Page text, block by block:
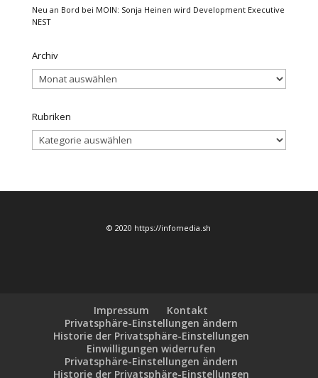
Neu an Bord bei MOIN: Sonja Heinen wird Development Executive
NEST
Archiv
Archiv
Rubriken
Rubriken
© 2020 https://infomedia.sh
Impressum
Kontakt
Privatsphäre-Einstellungen ändern
Historie der Privatsphäre-Einstellungen
Einwilligungen widerrufen
Privatsphäre-Einstellungen ändern
Historie der Privatsphäre-Einstellungen